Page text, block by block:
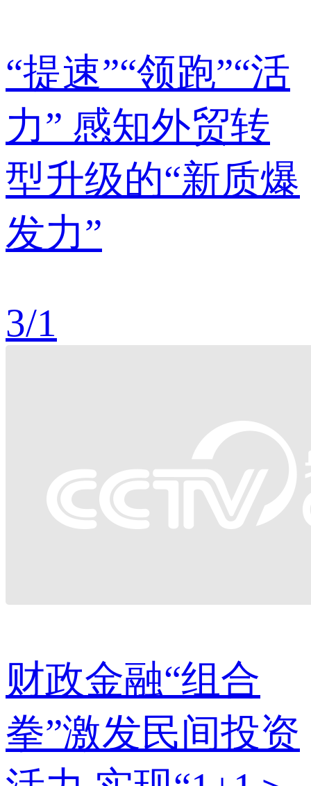
“提速”“领跑”“活
力” 感知外贸转
型升级的“新质爆
发力”
3/1
财政金融“组合
拳”激发民间投资